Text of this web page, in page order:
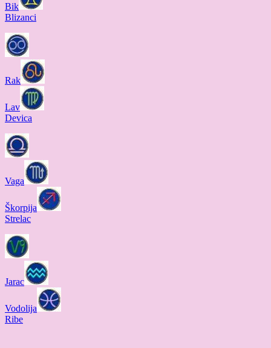
Bik
Blizanci
Rak
Lav
Devica
Vaga
Škorpija
Strelac
Jarac
Vodolija
Ribe